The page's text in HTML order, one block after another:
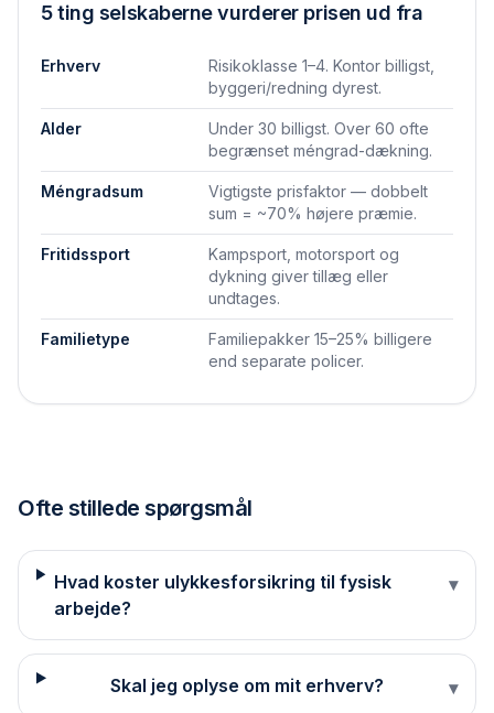
5 ting selskaberne vurderer prisen ud fra
Erhverv
Risikoklasse 1–4. Kontor billigst,
byggeri/redning dyrest.
Alder
Under 30 billigst. Over 60 ofte
begrænset méngrad-dækning.
Méngradsum
Vigtigste prisfaktor — dobbelt
sum = ~70% højere præmie.
Fritidssport
Kampsport, motorsport og
dykning giver tillæg eller
undtages.
Familietype
Familiepakker 15–25% billigere
end separate policer.
Ofte stillede spørgsmål
Hvad koster ulykkesforsikring til fysisk
arbejde?
▾
Skal jeg oplyse om mit erhverv? ▾